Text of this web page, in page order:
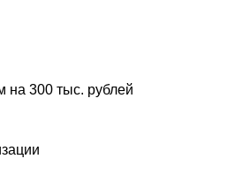
на 300 тыс. рублей